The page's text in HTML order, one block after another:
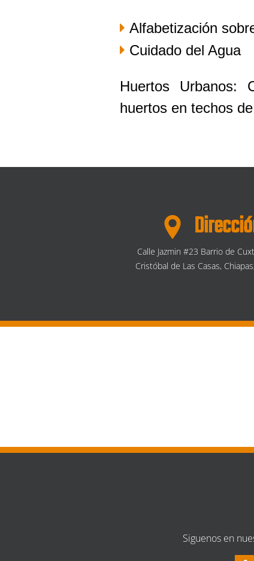
Alfabetización
Cuidado del Agua
Huertos Urbanos:
huertos en techos
Calle Jazmin #23 Barrio de
Cristóbal de Las Casas,
Siguenos en